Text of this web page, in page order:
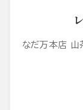
なだ万本店 山